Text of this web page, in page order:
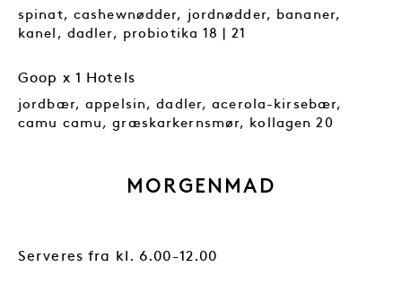
spinat, cashewnødder, jordnødder, bananer,
kanel, dadler, probiotika 18 | 21
Goop x 1 Hotels
jordbær, appelsin, dadler, acerola-kirsebær,
camu camu, græskarkernsmør, kollagen 20
MORGENMAD
Serveres fra kl. 6.00-12.00